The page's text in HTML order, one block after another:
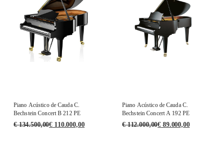
Piano Acústico de Cauda C.
Bechstein Concert B 212 PE
€134.500,00€ 110.000,00
Piano Acústico de Cauda C.
Bechstein Concert A 192 PE
€112.000,00€ 89.000,00